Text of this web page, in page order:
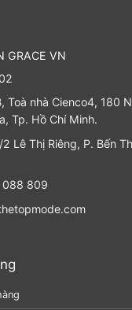
GRACE VN
Toà nhà Cienco4, 180
Tp. Hồ Chí Minh.
Lê Thị Riêng, P. Bến
088 809